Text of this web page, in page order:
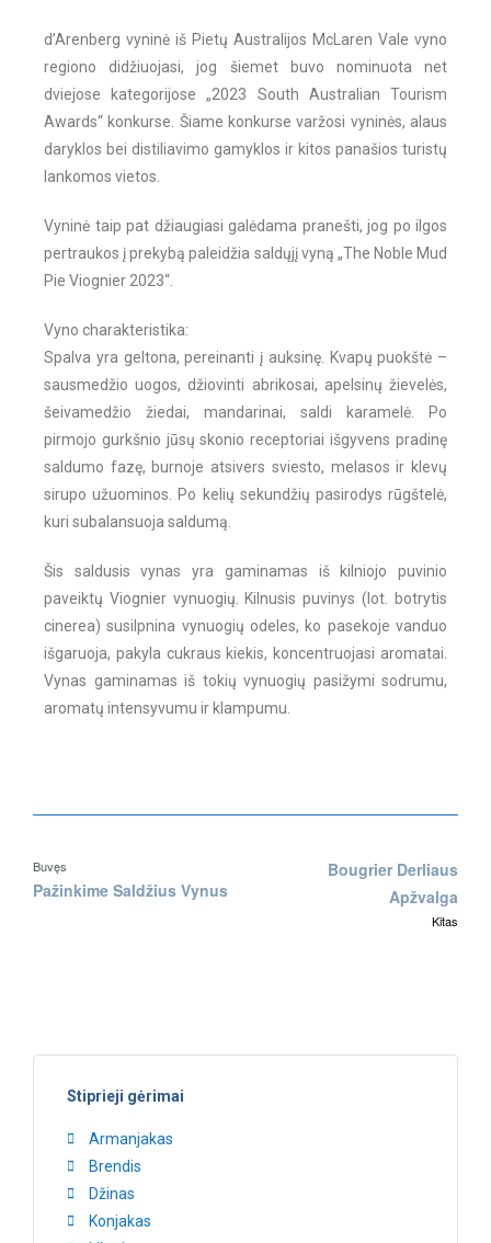
d’Arenberg vyninė iš Pietų Australijos McLaren Vale vyno
regiono didžiuojasi, jog šiemet buvo nominuota net
dviejose kategorijose „2023 South Australian Tourism
Awards“ konkurse. Šiame konkurse varžosi vyninės, alaus
daryklos bei distiliavimo gamyklos ir kitos panašios turistų
lankomos vietos.
Vyninė taip pat džiaugiasi galėdama pranešti, jog po ilgos
pertraukos į prekybą paleidžia saldųjį vyną „The Noble Mud
Pie Viognier 2023“.
Vyno charakteristika:
Spalva yra geltona, pereinanti į auksinę. Kvapų puokštė –
sausmedžio uogos, džiovinti abrikosai, apelsinų žievelės,
šeivamedžio žiedai, mandarinai, saldi karamelė. Po
pirmojo gurkšnio jūsų skonio receptoriai išgyvens pradinę
saldumo fazę, burnoje atsivers sviesto, melasos ir klevų
sirupo užuominos. Po kelių sekundžių pasirodys rūgštelė,
kuri subalansuoja saldumą.
Šis saldusis vynas yra gaminamas iš kilniojo puvinio
paveiktų Viognier vynuogių. Kilnusis puvinys (lot. botrytis
cinerea) susilpnina vynuogių odeles, ko pasekoje vanduo
išgaruoja, pakyla cukraus kiekis, koncentruojasi aromatai.
Vynas gaminamas iš tokių vynuogių pasižymi sodrumu,
aromatų intensyvumu ir klampumu.
Buvęs
Pažinkime Saldžius Vynus
Kitas
Bougrier Derliaus
Apžvalga
Stiprieji gėrimai
Armanjakas
Brendis
Džinas
Konjakas